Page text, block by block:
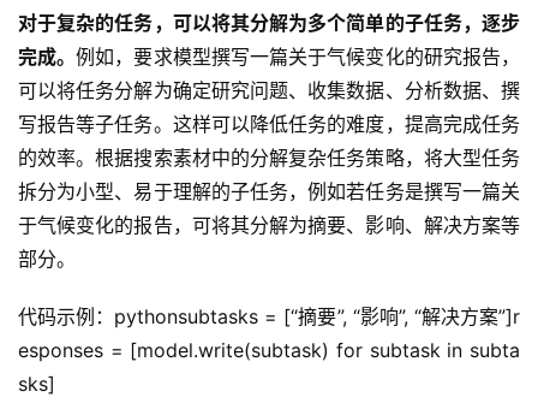
对于复杂的任务，可以将其分解为多个简单的子任务，逐步
完成。例如，要求模型撰写一篇关于气候变化的研究报告，
可以将任务分解为确定研究问题、收集数据、分析数据、撰
写报告等子任务。这样可以降低任务的难度，提高完成任务
的效率。根据搜索素材中的分解复杂任务策略，将大型任务
拆分为小型、易于理解的子任务，例如若任务是撰写一篇关
于气候变化的报告，可将其分解为摘要、影响、解决方案等
部分。
代码示例：pythonsubtasks = [“摘要”, “影响”, “解决方案”]r
esponses = [model.write(subtask) for subtask in subta
sks]